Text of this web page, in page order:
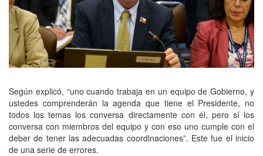
Según explicó, “uno cuando trabaja en un equipo de Gobierno, y
ustedes comprenderán la agenda que tiene el Presidente, no
todos los temas los conversa directamente con él, pero sí los
conversa con miembros del equipo y con eso uno cumple con el
deber de tener las adecuadas coordinaciones”. Este fue el inicio
de una serie de errores.